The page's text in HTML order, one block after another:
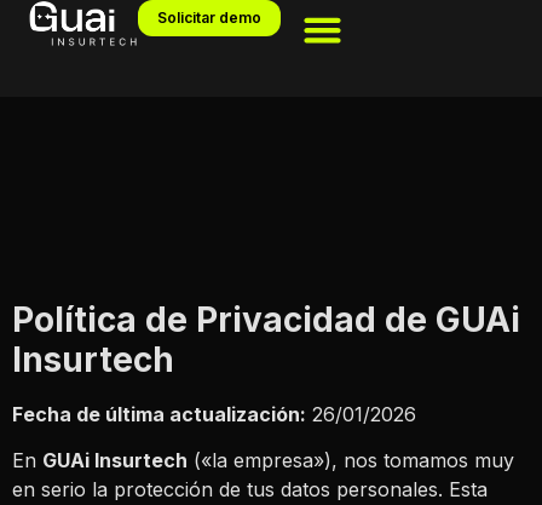
Solicitar demo
Política de Privacidad de GUAi
Insurtech
Fecha de última actualización: 26/01/2026
En GUAi Insurtech («la empresa»), nos tomamos muy
en serio la protección de tus datos personales. Esta